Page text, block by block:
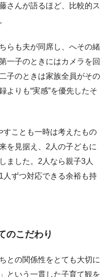
さんが語るほど、比較的ス
らも夫が同席し、へその緒
一子のときにはカメラを回
子のときは家族全員がその
よりも“実感”を優先したそ
ことも一時は考えたもの
を見据え、2人の子どもに
ました。2人なら親子3人
人ずつ対応できる余裕も持
のこだわり
との関係性をとても大切に
という一貫した子育て観を